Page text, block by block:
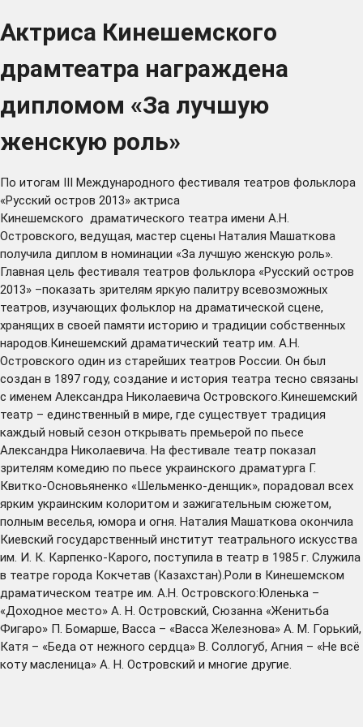
Актриса Кинешемского
драмтеатра награждена
дипломом «За лучшую
женскую роль»
По итогам III Международного фестиваля театров фольклора
«Русский остров 2013» актриса
Кинешемского драматического театра имени А.Н.
Островского, ведущая, мастер сцены Наталия Машаткова
получила диплом в номинации «За лучшую женскую роль».
Главная цель фестиваля театров фольклора «Русский остров
2013» –показать зрителям яркую палитру всевозможных
театров, изучающих фольклор на драматической сцене,
хранящих в своей памяти историю и традиции собственных
народов.Кинешемский драматический театр им. А.Н.
Островского один из старейших театров России. Он был
создан в 1897 году, создание и история театра тесно связаны
с именем Александра Николаевича Островского.Кинешемский
театр – единственный в мире, где существует традиция
каждый новый сезон открывать премьерой по пьесе
Александра Николаевича. На фестивале театр показал
зрителям комедию по пьесе украинского драматурга Г.
Квитко-Основьяненко «Шельменко-денщик», порадовал всех
ярким украинским колоритом и зажигательным сюжетом,
полным веселья, юмора и огня. Наталия Машаткова окончила
Киевский государственный институт театрального искусства
им. И. К. Карпенко-Карого, поступила в театр в 1985 г. Служила
в театре города Кокчетав (Казахстан).Роли в Кинешемском
драматическом театре им. А.Н. Островского:Юленька –
«Доходное место» А. Н. Островский, Сюзанна «Женитьба
Фигаро» П. Бомарше, Васса – «Васса Железнова» А. М. Горький,
Катя – «Беда от нежного сердца» В. Соллогуб, Агния – «Не всё
коту масленица» А. Н. Островский и многие другие.